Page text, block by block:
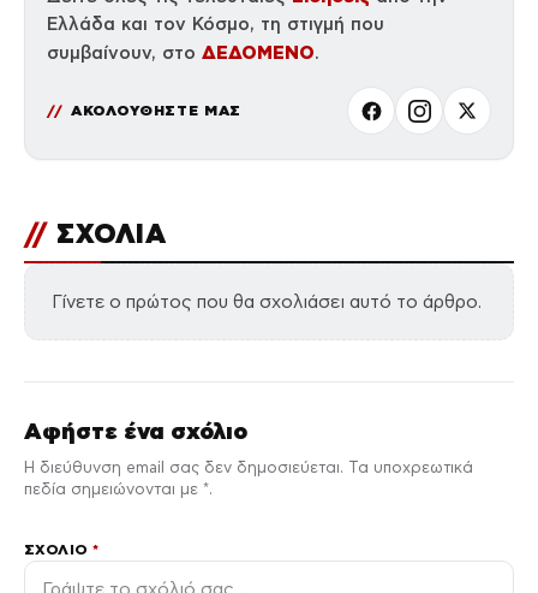
Ελλάδα και τον Κόσμο, τη στιγμή που
συμβαίνουν, στο ΔΕΔΟΜΕΝΟ.
ΑΚΟΛΟΥΘΗΣΤΕ ΜΑΣ
// ΣΧΟΛΙΑ
Γίνετε ο πρώτος που θα σχολιάσει αυτό το άρθρο.
Αφήστε ένα σχόλιο
Η διεύθυνση email σας δεν δημοσιεύεται. Τα υποχρεωτικά
πεδία σημειώνονται με *.
ΣΧΌΛΙΟ*